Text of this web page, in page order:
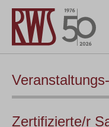
Zertifizierte/r